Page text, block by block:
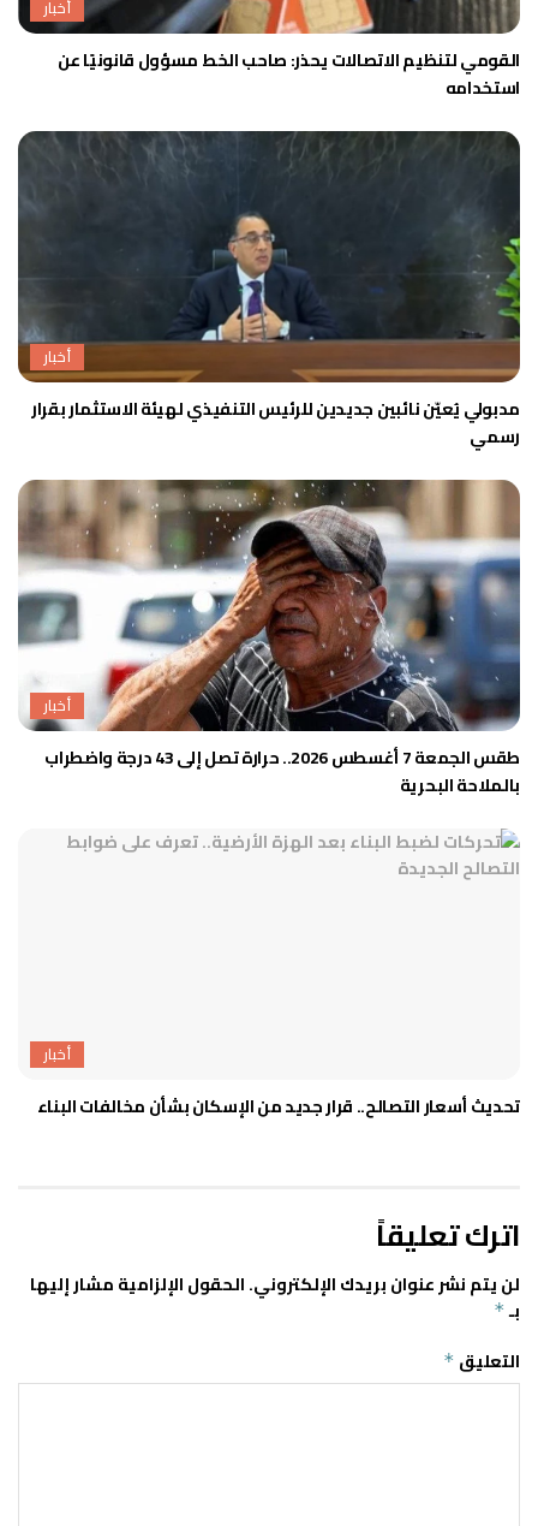
أخبار
القومي لتنظيم الاتصالات يحذر: صاحب الخط مسؤول قانونيًا عن
استخدامه
أخبار
مدبولي يُعيّن نائبين جديدين للرئيس التنفيذي لهيئة الاستثمار بقرار
رسمي
أخبار
طقس الجمعة 7 أغسطس 2026.. حرارة تصل إلى 43 درجة واضطراب
بالملاحة البحرية
أخبار
تحديث أسعار التصالح.. قرار جديد من الإسكان بشأن مخالفات البناء
اترك تعليقاً
لن يتم نشر عنوان بريدك الإلكتروني.الحقول الإلزامية مشار إليها
بـ *
التعليق *